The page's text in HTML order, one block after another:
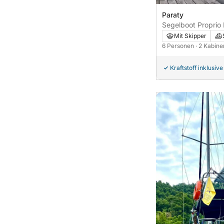
Paraty
Segelboot Proprio
13mMit Skipper
6 Personen · 2
Kraftstoff inklusive